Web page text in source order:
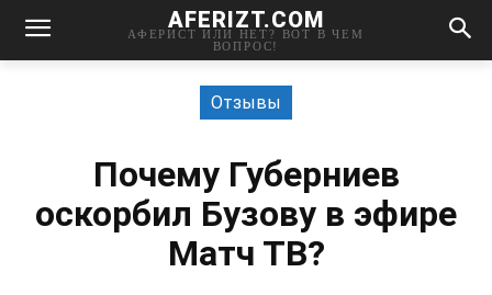
AFERIZT.COM
АФЕРИСТ ИЛИ НЕТ? ВОТ В ЧЕМ
ВОПРОС!
Отзывы
Почему Губерниев
оскорбил Бузову в эфире
Матч ТВ?